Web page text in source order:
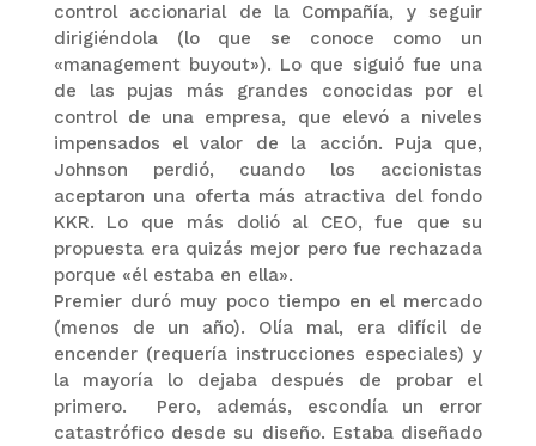
control accionarial de la Compañía, y seguir
dirigiéndola (lo que se conoce como un
«management buyout»). Lo que siguió fue una
de las pujas más grandes conocidas por el
control de una empresa, que elevó a niveles
impensados el valor de la acción. Puja que,
Johnson perdió, cuando los accionistas
aceptaron una oferta más atractiva del fondo
KKR. Lo que más dolió al CEO, fue que su
propuesta era quizás mejor pero fue rechazada
porque «él estaba en ella».
Premier duró muy poco tiempo en el mercado
(menos de un año). Olía mal, era difícil de
encender (requería instrucciones especiales) y
la mayoría lo dejaba después de probar el
primero. Pero, además, escondía un error
catastrófico desde su diseño. Estaba diseñado